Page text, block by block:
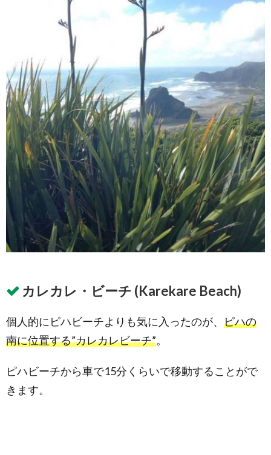
カレカレ・ビーチ (Karekare Beach)
個人的にピハビーチよりも気に入ったのが、 ピハの
南に位置する”カレカレビーチ”。
ピハビーチから車で15分くらいで移動することがで
きます。